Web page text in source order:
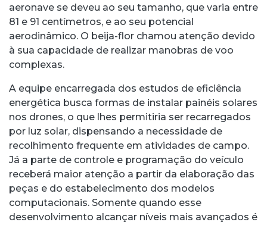
aeronave se deveu ao seu tamanho, que varia entre
81 e 91 centímetros, e ao seu potencial
aerodinâmico. O beija-flor chamou atenção devido
à sua capacidade de realizar manobras de voo
complexas.
A equipe encarregada dos estudos de eficiência
energética busca formas de instalar painéis solares
nos drones, o que lhes permitiria ser recarregados
por luz solar, dispensando a necessidade de
recolhimento frequente em atividades de campo.
Já a parte de controle e programação do veículo
receberá maior atenção a partir da elaboração das
peças e do estabelecimento dos modelos
computacionais. Somente quando esse
desenvolvimento alcançar níveis mais avançados é